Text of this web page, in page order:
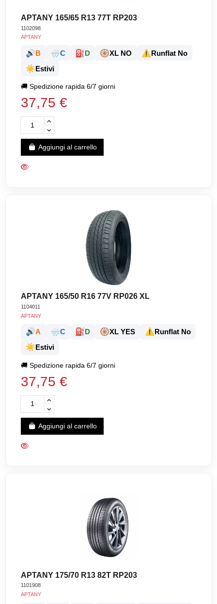
APTANY 165/65 R13 77T RP203
1102098
APTANY
🔊B 🌧️C ⛽D 🛞XL NO ⚠️Runflat No
☀️Estivi
🚚Spedizione rapida 6/7 giorni
37,75 €
Aggiungi al carrello
APTANY 165/50 R16 77V RP026 XL
1104011
APTANY
🔊A 🌧️C ⛽D 🛞XL YES ⚠️Runflat No
☀️Estivi
🚚Spedizione rapida 6/7 giorni
37,75 €
Aggiungi al carrello
APTANY 175/70 R13 82T RP203
1101908
APTANY